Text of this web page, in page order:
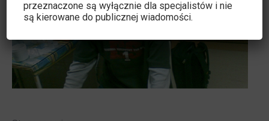
przeznaczone są wyłącznie dla specjalistów i nie
są kierowane do publicznej wiadomości.